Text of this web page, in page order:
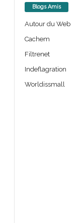
Blogs Amis
Autour du Web
Cachem
Filtrenet
Indeflagration
Worldissmall